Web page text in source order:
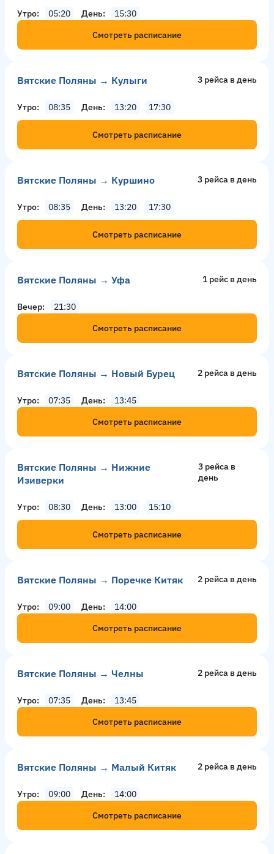
Утро 05:20 День
15:30
Смотреть расписание
Вятские Поляны → Кулыги 3 рейсa в день
Утро 08:35 День 13:20 17:30
Смотреть расписание
Вятские Поляны → Куршино 3 рейсa в день
Утро 08:35 День 13:20 17:30
Смотреть расписание
Вятские Поляны → Уфа 1 рейс в день
Вечер
21:30
Смотреть расписание
Вятские Поляны → Новый Бурец 2 рейсa в день
Утро 07:35 День
13:45
Смотреть расписание
Вятские Поляны → Нижние
Изиверки
3 рейсa в
день
Утро 08:30 День 13:00 15:10
Смотреть расписание
Вятские Поляны → Поречке Китяк 2 рейсa в день
Утро 09:00 День
14:00
Смотреть расписание
Вятские Поляны → Челны 2 рейсa в день
Утро 07:35 День
13:45
Смотреть расписание
Вятские Поляны → Малый Китяк 2 рейсa в день
Утро 09:00 День
14:00
Смотреть расписание